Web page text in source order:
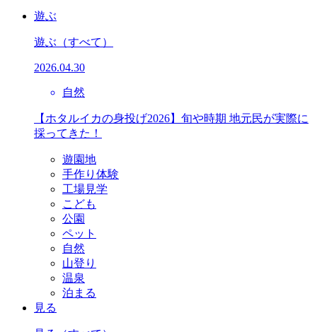
遊ぶ
遊ぶ （すべて）
2026.04.30
自然
【ホタルイカの身投げ2026】旬や時期 地元民が実際に
採ってきた！
遊園地
手作り体験
工場見学
こども
公園
ペット
自然
山登り
温泉
泊まる
見る